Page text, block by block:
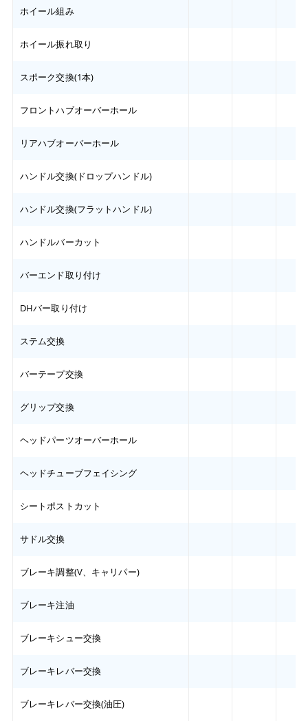
ホイール組み
ホイール振れ取り
スポーク交換(1本)
フロントハブオーバーホール
リアハブオーバーホール
ハンドル交換(ドロップハンドル)
ハンドル交換(フラットハンドル)
ハンドルバーカット
バーエンド取り付け
DHバー取り付け
ステム交換
バーテープ交換
グリップ交換
ヘッドパーツオーバーホール
ヘッドチューブフェイシング
シートポストカット
サドル交換
ブレーキ調整(V、キャリパー)
ブレーキ注油
ブレーキシュー交換
ブレーキレバー交換
ブレーキレバー交換(油圧)